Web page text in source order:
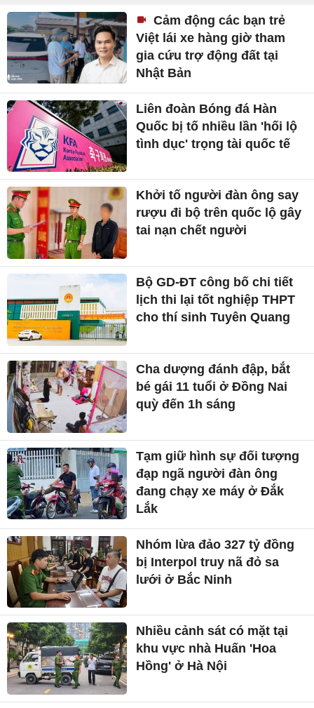
Cảm động các bạn trẻ
Việt lái xe hàng giờ tham
gia cứu trợ động đất tại
Nhật Bản
Liên đoàn Bóng đá Hàn
Quốc bị tố nhiều lần 'hối lộ
tình dục' trọng tài quốc tế
Khởi tố người đàn ông say
rượu đi bộ trên quốc lộ gây
tai nạn chết người
Bộ GD-ĐT công bố chi tiết
lịch thi lại tốt nghiệp THPT
cho thí sinh Tuyên Quang
Cha dượng đánh đập, bắt
bé gái 11 tuổi ở Đồng Nai
quỳ đến 1h sáng
Tạm giữ hình sự đối tượng
đạp ngã người đàn ông
đang chạy xe máy ở Đắk
Lắk
Nhóm lừa đảo 327 tỷ đồng
bị Interpol truy nã đỏ sa
lưới ở Bắc Ninh
Nhiều cảnh sát có mặt tại
khu vực nhà Huấn 'Hoa
Hồng' ở Hà Nội